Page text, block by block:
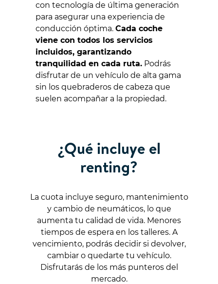
con tecnología de última generación
para asegurar una experiencia de
conducción óptima. Cada coche
viene con todos los servicios
incluidos, garantizando
tranquilidad en cada ruta.Podrás
disfrutar de un vehículo de alta gama
sin los quebraderos de cabeza que
suelen acompañar a la propiedad.
¿Qué incluye el
renting?
La cuota incluye seguro, mantenimiento
y cambio de neumáticos, lo que
aumenta tu calidad de vida. Menores
tiempos de espera en los talleres. A
vencimiento, podrás decidir si devolver,
cambiar o quedarte tu vehículo.
Disfrutarás de los más punteros del
mercado.